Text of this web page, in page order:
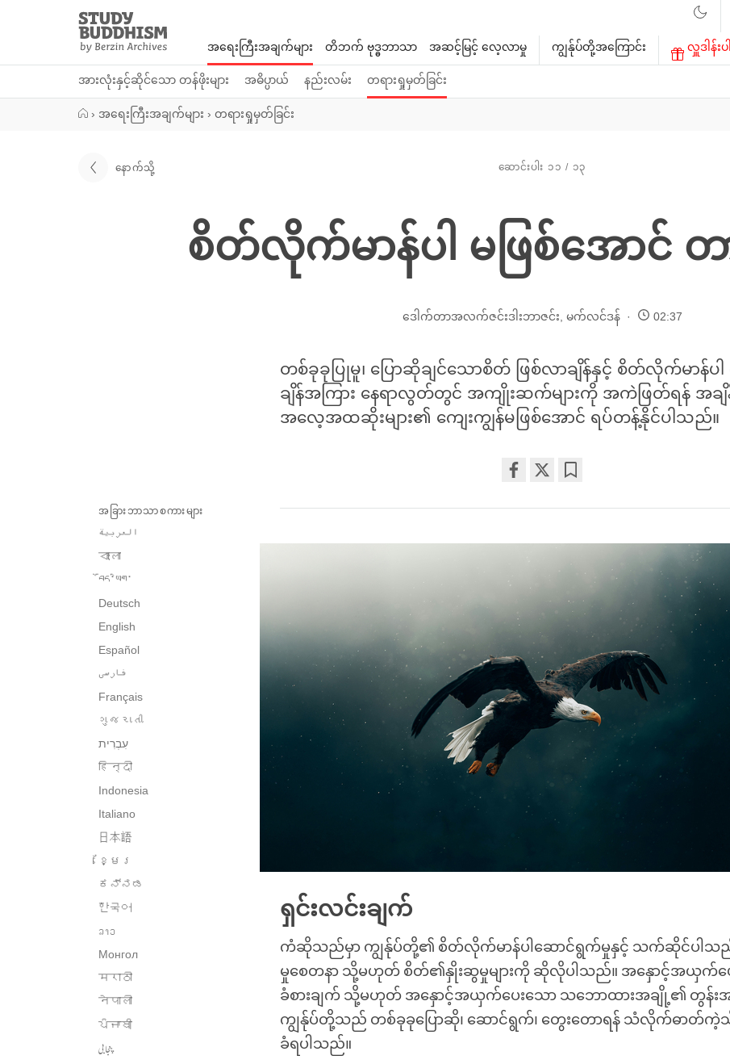
Study
Buddhism
Home
အရေးကြီးအချက်များ
အားလုံးနှင့်ဆိုင်သော တန်ဖိုးများ အဓိပ္ပာယ် နည်းလမ်း တရားရှုမှတ်ခြင်း
တိဘက် ဗုဒ္ဓဘာသာ အဆင့်မြင့် လေ့လာမှု ကျွန်ုပ်တို့အကြောင်း လှူဒါန်းပါ
› အရေးကြီးအချက်များ › တရားရှုမှတ်ခြင်း
နောက်သို့ ဆောင်းပါး ၁၁ / ၁၃
စိတ်လိုက်မာန်ပါ မဖြစ်အောင် တာ
ဒေါက်တာအလက်ဇင်းဒါးဘာဇင်း မက်လင်ဒန် 02:37
တစ်ခုခုပြုမူ၊ ပြောဆိုချင်သောစိတ် ဖြစ်လာချိန်နှင့် စိတ်လိုက်မာန်
ချိန်အကြား နေရာလွတ်တွင် အကျိုးဆက်များကို အကဲဖြတ်ရန် အချိန်
အလေ့အထဆိုးများ၏ ကျေးကျွန်မဖြစ်အောင် ရပ်တန့်နိုင်ပါသည်။
on
အခြားဘာသာစကားများ
العربية
বাংলা
བོད་ཡིག་
Deutsch
English
Español
فارسی
Français
ગુજરાતી
हिन्दी
Indonesia
Italiano
日本語
ខ្មែរ
ಕನ್ನಡ
한국어
ລາວ
Монгол
मराठी
नेपाली
ਪੰਜਾਬੀ
پنجابی
ရှင်းလင်းချက်
ကံဆိုသည်မှာ ကျွန်ုပ်တို့၏ စိတ်လိုက်မာန်ပါဆောင်ရွက်မှုနှင့် သက်ဆိုင်ပါသည်
မှုစေတနာ သို့မဟုတ် စိတ်၏နှိုးဆွမှုများကို ဆိုလိုပါသည်။ အနှောင့်အယှက်ပ
ခံစားချက် သို့မဟုတ် အနှောင့်အယှက်ပေးသော သဘောထားအချို့၏ တွန်းအ
ကျွန်ုပ်တို့သည် တစ်ခုခုပြောဆို၊ ဆောင်ရွက်၊ တွေးတောရန် သံလိုက်ဓာတ်ကဲ့
ခံရပါသည်။